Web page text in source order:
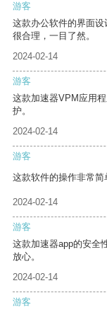
游客
这款办公软件的界面
很合理，一目了然。
2024-02-14
游客
这款加速器VPM应用
护。
2024-02-14
游客
这款软件的操作非常简
2024-02-14
游客
这款加速器app的安全
放心。
2024-02-14
游客